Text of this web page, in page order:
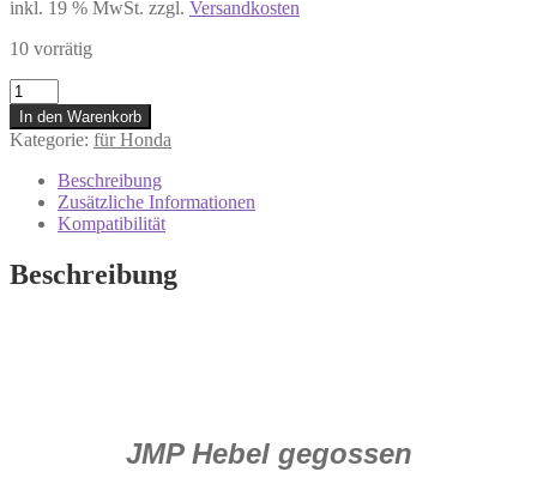
inkl. 19 % MwSt. zzgl. Versandkosten
10 vorrätig
730.15.42
BREMSHEBEL
HONDA
XR
R
Menge
In den Warenkorb
Kategorie: für Honda
Beschreibung
Zusätzliche Informationen
Kompatibilität
Beschreibung
JMP Hebel gegossen